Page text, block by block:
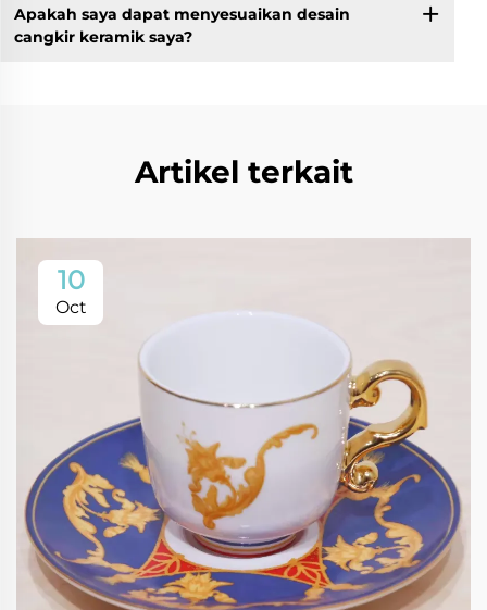
Apakah saya dapat menyesuaikan desain
cangkir keramik saya?
Artikel terkait
10
Oct